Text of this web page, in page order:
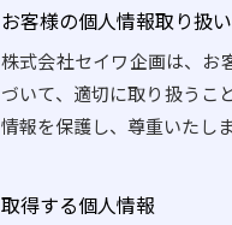
お客様の個人情報取り扱
株式会社セイワ企画は、お
づいて、適切に取り扱うこ
情報を保護し、尊重いたしま
取得する個人情報